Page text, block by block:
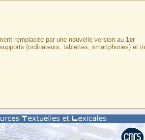
remplacée par une nouvelle version au 1er
(ordinateurs, tablettes, smartphones) et